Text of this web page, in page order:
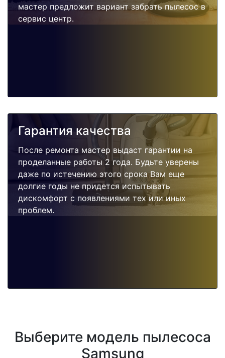
мастер предложит вариант забрать пылесос в
сервис центр.
Гарантия качества
После ремонта мастер выдаст гарантии на
проделанные работы 2 года. Будьте уверены
даже по истечению этого срока Вам еще
долгие годы не придется испытывать
дискомфорт с появлениями тех или иных
проблем.
Выберите модель пылесоса
Samsung